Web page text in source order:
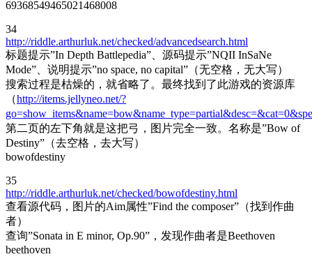
69368549465021468008
34
http://riddle.arthurluk.net/checked/advancedsearch.html
标题提示”In Depth Battlepedia”、源码提示”NQII InSaNe
Mode”、说明提示”no space, no capital”（无空格，无大写）
搜索过程是枯燥的，就省略了。最终找到了此游戏的资源库
（http://items.jellyneo.net/?
第二页的左下角就是这把弓，图片完全一致。名称是”Bow of
Destiny”（去空格，去大写）
bowofdestiny
35
http://riddle.arthurluk.net/checked/bowofdestiny.html
查看源代码，图片的Aim属性”Find the composer”（找到作曲
者）
查询”Sonata in E minor, Op.90”，发现作曲者是Beethoven
beethoven